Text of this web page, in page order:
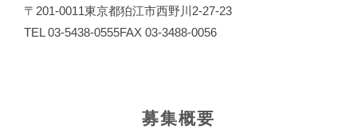
〒201-0011東京都狛江市西野川2-27-23
TEL 03-5438-0555FAX 03-3488-0056
募集概要